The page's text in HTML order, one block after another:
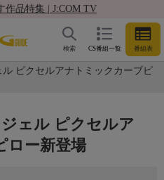
作品特集 | J:COM TV
CS番組一覧 番組表
検索
ピクセルアナトミックカーブピ
ェル ピクセルア
ロー新登場